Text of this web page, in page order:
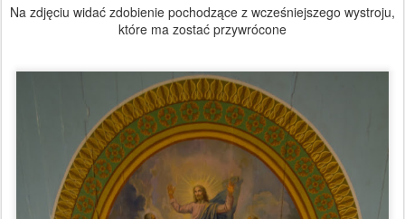
Na zdjęciu widać zdobienie pochodzące z wcześniejszego wystroju,
które ma zostać przywrócone